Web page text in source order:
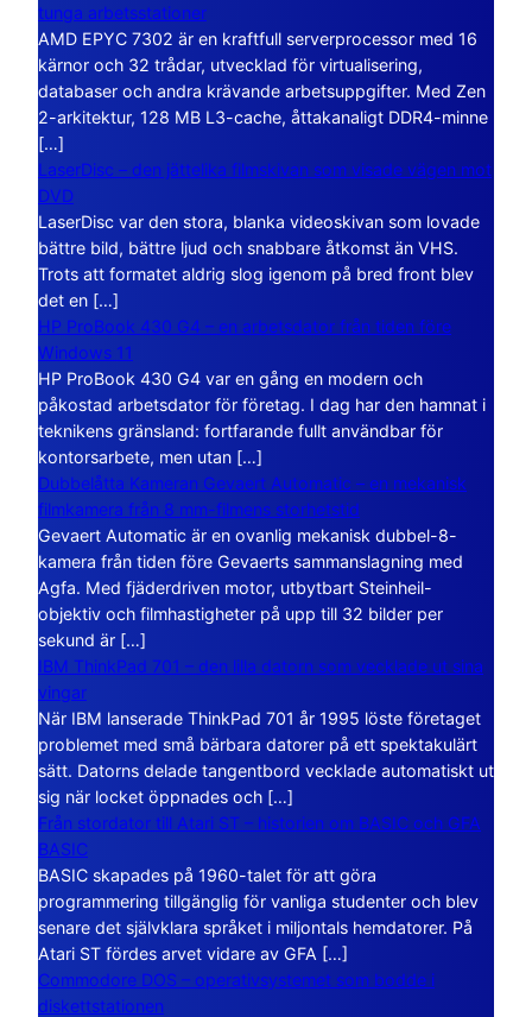
tunga arbetsstationer
AMD EPYC 7302 är en kraftfull serverprocessor med 16
kärnor och 32 trådar, utvecklad för virtualisering,
databaser och andra krävande arbetsuppgifter. Med Zen
2-arkitektur, 128 MB L3-cache, åttakanaligt DDR4-minne
[…]
LaserDisc – den jättelika filmskivan som visade vägen mot
DVD
LaserDisc var den stora, blanka videoskivan som lovade
bättre bild, bättre ljud och snabbare åtkomst än VHS.
Trots att formatet aldrig slog igenom på bred front blev
det en […]
HP ProBook 430 G4 – en arbetsdator från tiden före
Windows 11
HP ProBook 430 G4 var en gång en modern och
påkostad arbetsdator för företag. I dag har den hamnat i
teknikens gränsland: fortfarande fullt användbar för
kontorsarbete, men utan […]
Dubbelåtta Kameran Gevaert Automatic – en mekanisk
filmkamera från 8 mm-filmens storhetstid
Gevaert Automatic är en ovanlig mekanisk dubbel-8-
kamera från tiden före Gevaerts sammanslagning med
Agfa. Med fjäderdriven motor, utbytbart Steinheil-
objektiv och filmhastigheter på upp till 32 bilder per
sekund är […]
IBM ThinkPad 701 – den lilla datorn som vecklade ut sina
vingar
När IBM lanserade ThinkPad 701 år 1995 löste företaget
problemet med små bärbara datorer på ett spektakulärt
sätt. Datorns delade tangentbord vecklade automatiskt ut
sig när locket öppnades och […]
Från stordator till Atari ST – historien om BASIC och GFA
BASIC
BASIC skapades på 1960-talet för att göra
programmering tillgänglig för vanliga studenter och blev
senare det självklara språket i miljontals hemdatorer. På
Atari ST fördes arvet vidare av GFA […]
Commodore DOS – operativsystemet som bodde i
diskettstationen